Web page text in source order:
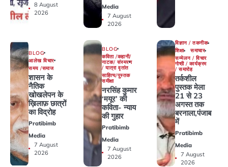
8 August
2026
Media
7 August
2026
BLOG
आलेख विचार
समय /समाज
शासन के
नैतिक
खोखलेपन के
ख़िलाफ़ छात्रों
का विद्रोह
Pratibimb
Media
7 August
2026
BLOG
कविता /कहानी/
नाटक/ संस्मरण
/ यात्रा वृतांत
साहित्य/पुस्तक
समीक्षा
नरसिंह कुमार
‘मयूर’ की
कविता- न्याय
की गुहार
Pratibimb
Media
7 August
2026
विज्ञान / तकनीक
शिक्षा
समाचार
सम्मेलन / विचार
गोष्ठी / कार्यक्रम
/ समारोह
तर्कशील
पुस्तक मेला
21 से 23
अगस्त तक
बरनाला,पंजाब
में
Pratibimb
Media
7 August
2026